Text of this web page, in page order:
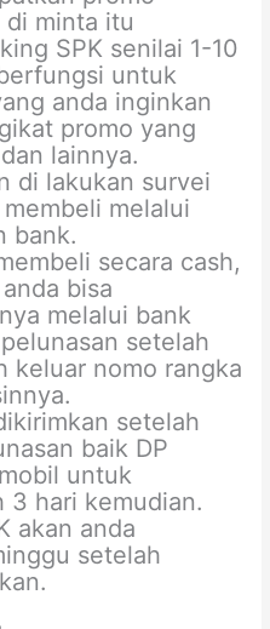
di minta itu
SPK senilai 1-10
untuk
anda inginkan
promo yang
lainnya.
di lakukan survei
melalui
bank.
secara cash,
bisa
melalui bank
setelah
keluar nomo rangka
setelah
baik DP
untuk
3 hari kemudian.
akan anda
setelah